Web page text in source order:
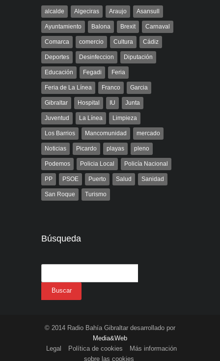
alcalde Algeciras Araujo Asansull
Ayuntamiento Balona Brexit Carnaval
Comarca comercio Cultura Cádiz
Deportes Desinfeccion Diputación
Educación Fegadi Feria
Feria de La Línea Franco Garcia
Gibraltar Hospital IU Junta
Juventud La Línea Limpieza
Los Barrios Mancomunidad mercado
Noticias Picardo playas pleno
Podemos Policia Local Policía Nacional
PP PSOE Puerto Salud Sanidad
San Roque Turismo
Búsqueda
© 2014 Radio Bahía Gibraltar desarrollado por
Media&Web
Legal
Política de cookies
Más información
sobre las cookies